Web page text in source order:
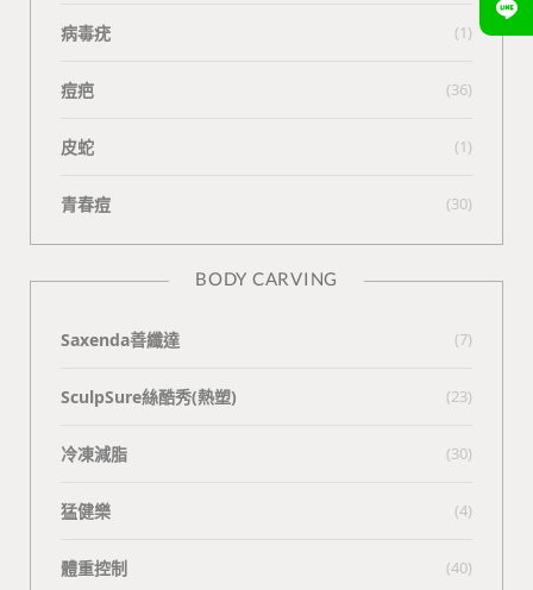
病毒疣 (1)
痘疤 (36)
皮蛇 (1)
青春痘 (30)
BODY CARVING
Saxenda善纖達 (7)
SculpSure絲酷秀(熱塑) (23)
冷凍減脂 (30)
猛健樂 (4)
體重控制 (40)